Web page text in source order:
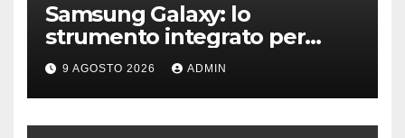
Samsung Galaxy: lo
strumento integrato per
liberare spazio sullo
smartphone
9 AGOSTO 2026 ADMIN